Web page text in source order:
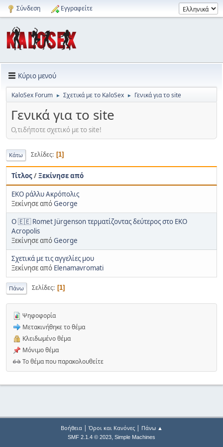
Σύνδεση Εγγραφείτε
Κύριο μενού
KaloSex Forum ► Σχετικά με το KaloSex ► Γενικά για το site
Γενικά για το site
Ο,τιδήποτε σχετικό με το site!
Κάτω Σελίδες 1
Τίτλος/Ξεκίνησε από
EKO ράλλυ Ακρόπολις
Ξεκίνησε απόGeorge
Ο 🇪🇪 Romet Jürgenson τερματίζοντας δεύτερος στο EKO
Acropolis
Ξεκίνησε απόGeorge
Σχετικά με τις αγγελίες μου
Ξεκίνησε από Elenamavromati
Πάνω Σελίδες 1
Ψηφοφορία
Μετακινήθηκε το θέμα
Κλειδωμένο θέμα
Μόνιμο θέμα
Το θέμα που παρακολουθείτε
Βοήθεια| Όροι και Κανόνες| Πάνω ▲
SMF 2.1.4 © 2023, Simple Machines